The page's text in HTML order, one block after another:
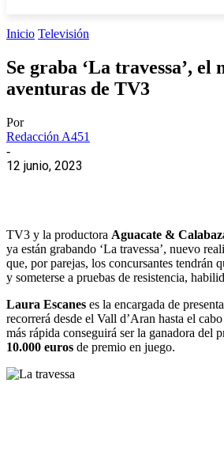
Inicio Televisión
Se graba ‘La travessa’, el
aventuras de TV3
Por
Redacción A451
-
12 junio, 2023
TV3 y la productora Aguacate &
ya están grabando ‘La travessa’, nuevo
que, por parejas, los concursantes tendrán
y someterse a pruebas de resistencia,
Laura Escanes es la encargada de
recorrerá desde el Vall d’Aran hasta el
más rápida conseguirá ser la ganadora del
10.000 euros de premio en juego.